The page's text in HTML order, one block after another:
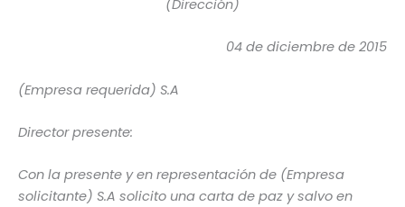
(Dirección)
04 de diciembre de 2015
(Empresa requerida) S.A
Director presente:
Con la presente y en representación de (Empresa
solicitante) S.A solicito una carta de paz y salvo en